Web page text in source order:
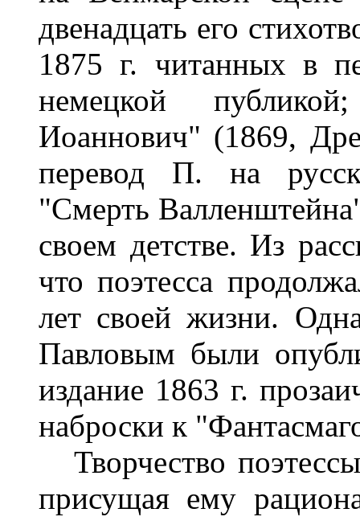
двенадцать его
1875 г. читанных в
немецкой
Иоаннович" (1869,
перевод П. на
"Смерть
своем детстве. Из
что поэтесса
лет своей жизни.
Павловым были
издание 1863 г.
наброски к
Творчество
присущая ему